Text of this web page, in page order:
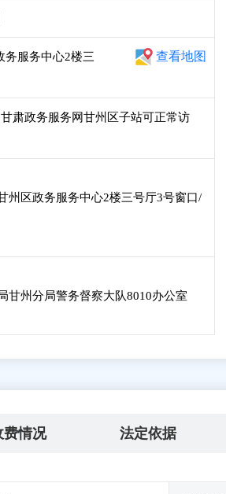
务服务中心2楼三
查看地图
肃政务服务网甘州区子站可正常访
州区政务服务中心2楼三号厅3号窗口/
甘州分局警务督察大队8010办公室
费情况 法定依据